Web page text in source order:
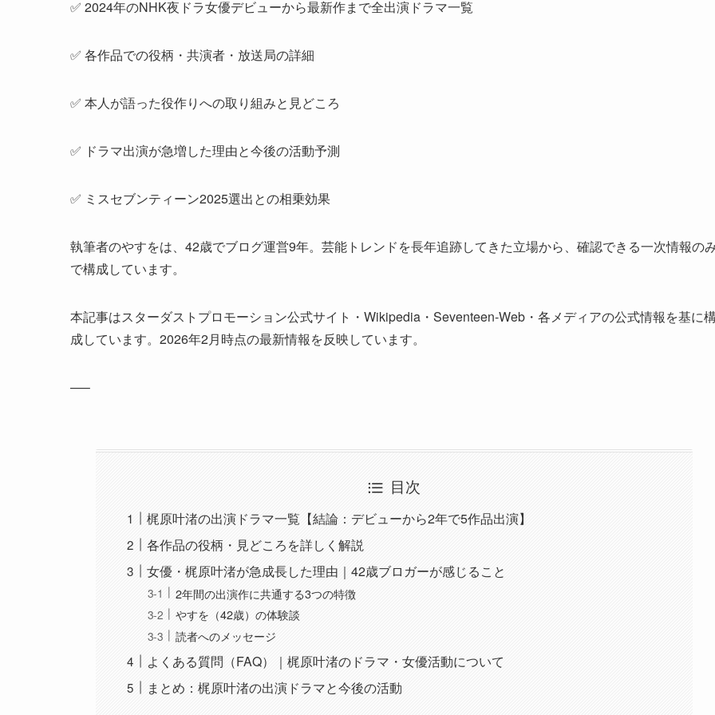
✅ 2024年のNHK夜ドラ女優デビューから最新作まで全出演ドラマ一覧
✅ 各作品での役柄・共演者・放送局の詳細
✅ 本人が語った役作りへの取り組みと見どころ
✅ ドラマ出演が急増した理由と今後の活動予測
✅ ミスセブンティーン2025選出との相乗効果
執筆者のやすをは、42歳でブログ運営9年。芸能トレンドを長年追跡してきた立場から、確認できる一次情報の
で構成しています。
本記事はスターダストプロモーション公式サイト・Wikipedia・Seventeen-Web・各メディアの公式情報を基に
成しています。2026年2月時点の最新情報を反映しています。
—–
目次
梶原叶渚の出演ドラマ一覧【結論：デビューから2年で5作品出演】
各作品の役柄・見どころを詳しく解説
女優・梶原叶渚が急成長した理由｜42歳ブロガーが感じること
2年間の出演作に共通する3つの特徴
やすを（42歳）の体験談
読者へのメッセージ
よくある質問（FAQ）｜梶原叶渚のドラマ・女優活動について
まとめ：梶原叶渚の出演ドラマと今後の活動